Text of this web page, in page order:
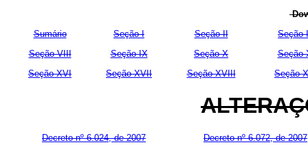
Sumário
Seção I Seção II
Seção
Seção VIII
Seção IX Seção X
Seção
Seção XVI
Seção XVII Seção XVIII Seção
Decreto nº 6.024, de 2007
Decreto nº 6.072, de 2007